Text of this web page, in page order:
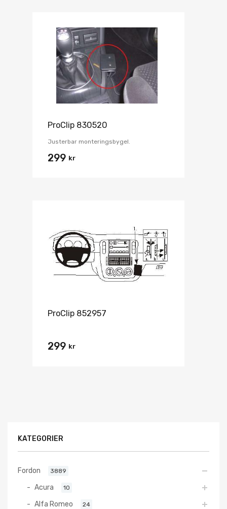
ProClip 830520
Justerbar monteringsbygel.
299 kr
ProClip 852957
299 kr
KATEGORIER
Fordon 3889
Acura 10
Alfa Romeo 24